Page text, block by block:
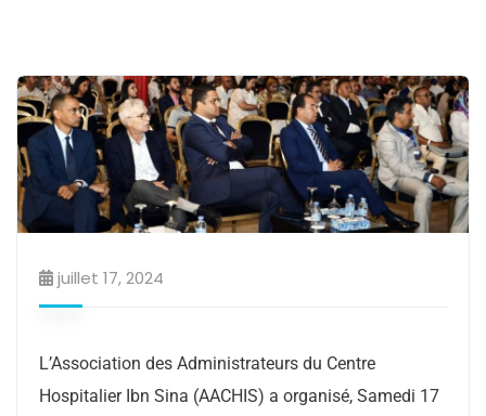
juillet 17, 2024
L’Association des Administrateurs du Centre
Hospitalier Ibn Sina (AACHIS) a organisé, Samedi 17